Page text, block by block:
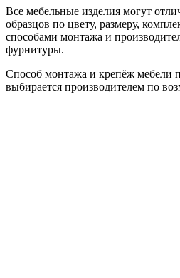
Все мебельные изделия могут
образцов по цвету, размеру,
способами монтажа и
фурнитуры.
Способ монтажа и крепёж мебели
выбирается производителем по